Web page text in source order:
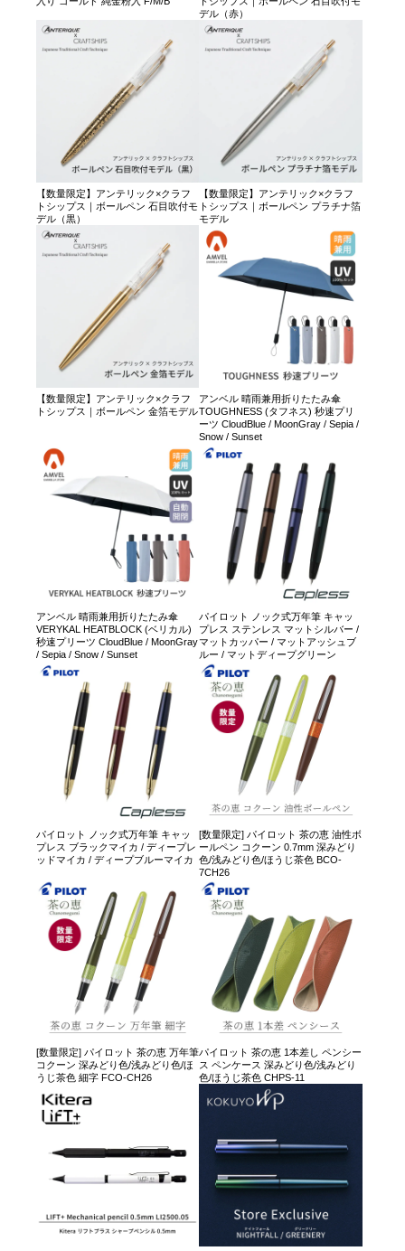
デル（赤）
【数量限定】アンテリック×クラフ
トシップス｜ボールペン 石目吹付モ
デル（黒）
【数量限定】アンテリック×クラフ
トシップス｜ボールペン プラチナ箔
モデル
【数量限定】アンテリック×クラフ
トシップス｜ボールペン 金箔モデル
アンベル 晴雨兼用折りたたみ傘
TOUGHNESS (タフネス) 秒速プリ
ーツ CloudBlue / MoonGray / Sepia /
Snow / Sunset
アンベル 晴雨兼用折りたたみ傘
VERYKAL HEATBLOCK (ベリカル)
秒速プリーツ CloudBlue / MoonGray
/ Sepia / Snow / Sunset
パイロット ノック式万年筆 キャッ
プレス ステンレス マットシルバー /
マットカッパー / マットアッシュブ
ルー / マットディープグリーン
パイロット ノック式万年筆 キャッ
プレス ブラックマイカ / ディープレ
ッドマイカ / ディープブルーマイカ
[数量限定] パイロット 茶の恵 油性ボ
ールペン コクーン 0.7mm 深みどり
色/浅みどり色/ほうじ茶色 BCO-
7CH26
[数量限定] パイロット 茶の恵 万年筆
コクーン 深みどり色/浅みどり色/ほ
うじ茶色 細字 FCO-CH26
パイロット 茶の恵 1本差し ペンシー
ス ペンケース 深みどり色/浅みどり
色/ほうじ茶色 CHPS-11